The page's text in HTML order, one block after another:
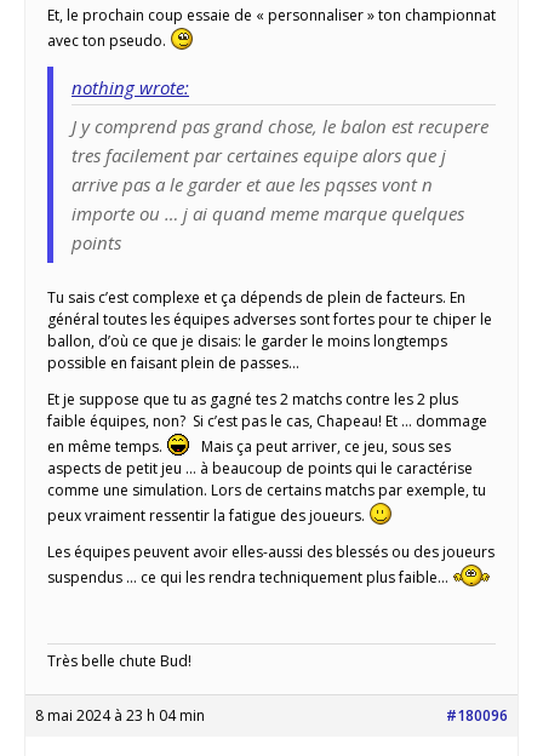
Et, le prochain coup essaie de « personnaliser » ton championnat
avec ton pseudo.
nothing wrote:
J y comprend pas grand chose, le balon est recupere
tres facilement par certaines equipe alors que j
arrive pas a le garder et aue les pqsses vont n
importe ou … j ai quand meme marque quelques
points
Tu sais c’est complexe et ça dépends de plein de facteurs. En
général toutes les équipes adverses sont fortes pour te chiper le
ballon, d’où ce que je disais: le garder le moins longtemps
possible en faisant plein de passes…
Et je suppose que tu as gagné tes 2 matchs contre les 2 plus
faible équipes, non? Si c’est pas le cas, Chapeau! Et … dommage
en même temps.
Mais ça peut arriver, ce jeu, sous ses
aspects de petit jeu … à beaucoup de points qui le caractérise
comme une simulation. Lors de certains matchs par exemple, tu
peux vraiment ressentir la fatigue des joueurs.
Les équipes peuvent avoir elles-aussi des blessés ou des joueurs
suspendus … ce qui les rendra techniquement plus faible…
Très belle chute Bud!
8 mai 2024 à 23 h 04 min #180096